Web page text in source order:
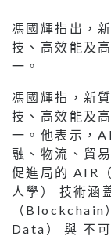
馮國輝指出，
技、高效能及
一。
馮國輝指，新
技、高效能及
一。他表示，
融、物流、貿
促進局的 AIR
人學） 技術涵
（Blockchain
Data） 與 不